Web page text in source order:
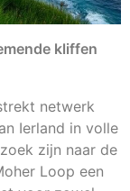
kliffen
netwerk
Ierland in volle
zijn naar de
Loop een